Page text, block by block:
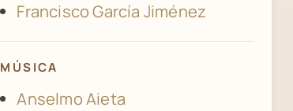
Francisco García Jiménez
MÚSICA
Anselmo Aieta